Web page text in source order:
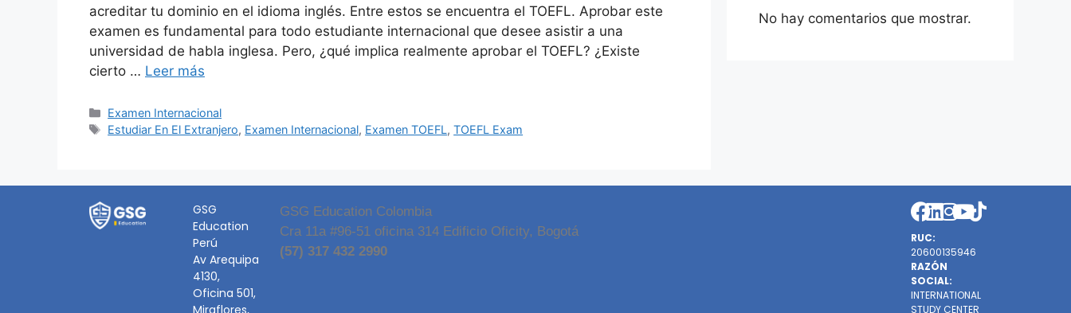
acreditar tu dominio en el idioma inglés. Entre estos se encuentra el TOEFL. Aprobar este
examen es fundamental para todo estudiante internacional que desee asistir a una
universidad de habla inglesa. Pero, ¿qué implica realmente aprobar el TOEFL? ¿Existe
cierto … Leer más
Examen Internacional
Estudiar En El Extranjero, Examen Internacional, Examen TOEFL,TOEFL Exam
No hay comentarios que mostrar.
GSG
Education
Perú
Av Arequipa
4130,
Oficina 501,
Miraflores,
GSG Education Colombia
Cra 11a #96-51 oficina 314 Edificio Oficity, Bogotá
(57) 317 432 2990
RUC:
20600135946
RAZÓN
SOCIAL:
INTERNATIONAL
STUDY CENTER